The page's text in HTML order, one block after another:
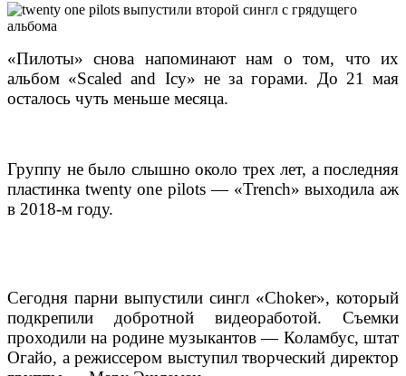
«Пилоты» снова напоминают нам о том, что их
альбом «Scaled and Icy» не за горами. До 21 мая
осталось чуть меньше месяца.
Группу не было слышно около трех лет, а последняя
пластинка twenty one pilots— «Trench» выходила аж
в 2018-м году.
Сегодня парни выпустили сингл «Choker», который
подкрепили добротной видеоработой. Съемки
проходили на родине музыкантов — Коламбус, штат
Огайо, а режиссером выступил творческий директор